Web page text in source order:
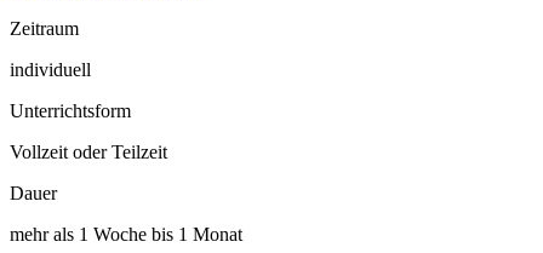
Zeitraum
individuell
Unterrichtsform
Vollzeit oder Teilzeit
Dauer
mehr als 1 Woche bis 1 Monat